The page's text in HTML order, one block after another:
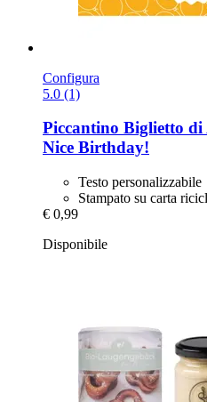
Configura
5.0 (1)
Piccantino Biglietto di
Nice Birthday!
Testo personalizzabile
Stampato su carta
€ 0,99
Disponibile